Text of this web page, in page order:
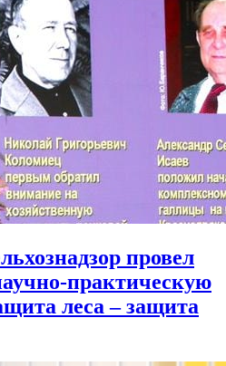
провел
практическую
леса – защита